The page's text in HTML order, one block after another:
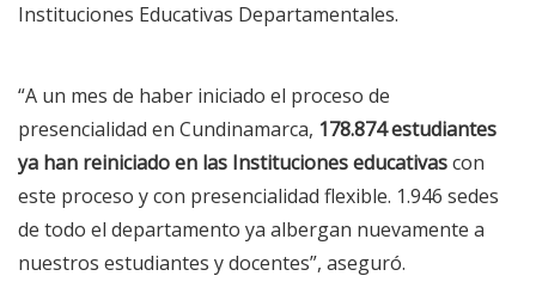
Instituciones Educativas Departamentales.
“A un mes de haber iniciado el proceso de
presencialidad en Cundinamarca, 178.874 estudiantes
ya han reiniciado en las Instituciones educativascon
este proceso y con presencialidad flexible. 1.946 sedes
de todo el departamento ya albergan nuevamente a
nuestros estudiantes y docentes”, aseguró.